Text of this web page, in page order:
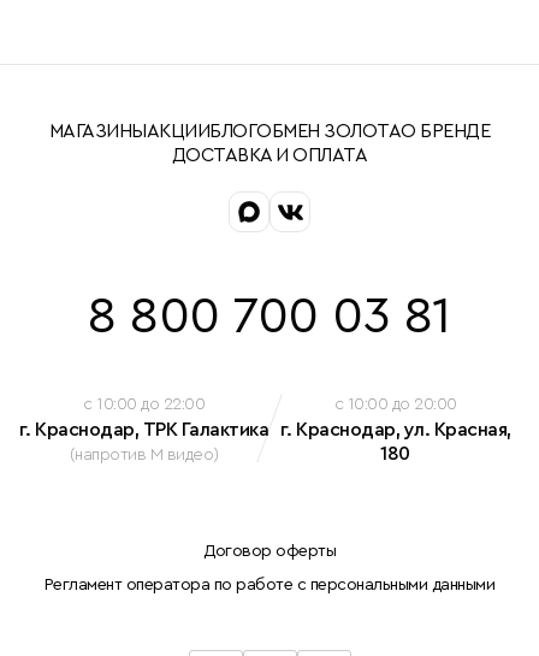
МАГАЗИНЫ АКЦИИБЛОГОБМЕН ЗОЛОТАО БРЕНДЕ
ДОСТАВКА И ОПЛАТА
8 800 700 03 81
c 10:00 до 22:00
г. Краснодар, ТРК Галактика
(напротив М видео)
c 10:00 до 20:00
г. Краснодар, ул. Красная,
180
Договор оферты
Регламент оператора по работе с персональными данными